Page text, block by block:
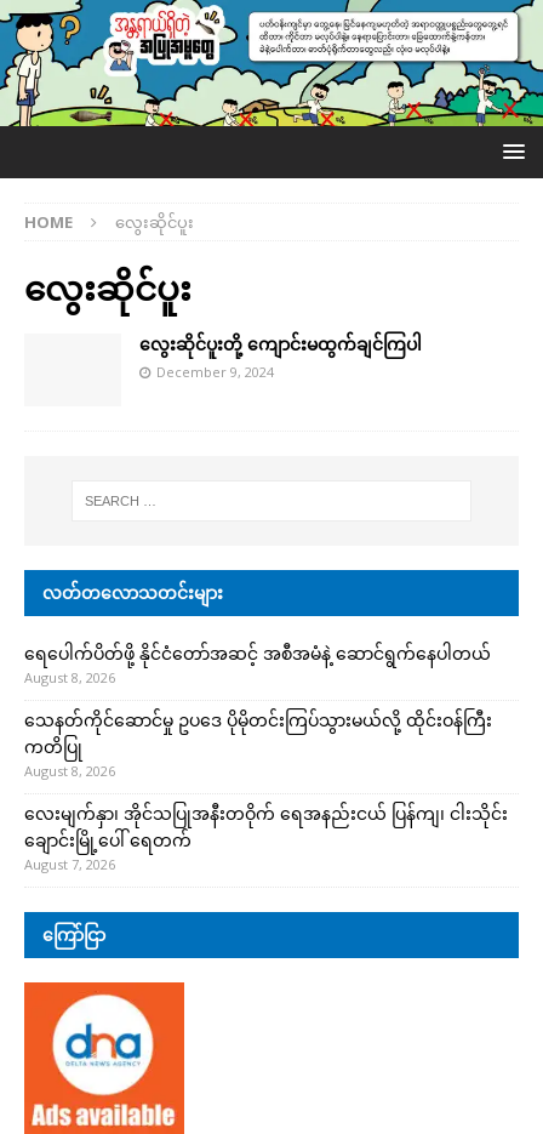
HOME လွေးဆိုင်ပူး
လွေးဆိုင်ပူး
လွေးဆိုင်ပူးတို့ ကျောင်းမထွက်ချင်ကြပါ
December 9, 2024
လတ်တလောသတင်းများ
ရေပေါက်ပိတ်ဖို့ နိုင်ငံတော်အဆင့် အစီအမံနဲ့ ဆောင်ရွက်နေပါတယ်
August 8, 2026
သေနတ်ကိုင်ဆောင်မှု ဥပဒေ ပိုမိုတင်းကြပ်သွားမယ်လို့ ထိုင်းဝန်ကြီး
ကတိပြု
August 8, 2026
လေးမျက်နှာ၊ အိုင်သပြုအနီးတဝိုက် ရေအနည်းငယ် ပြန်ကျ၊ ငါးသိုင်း
ချောင်းမြို့ပေါ် ရေတက်
August 7, 2026
ကြော်ငြာ